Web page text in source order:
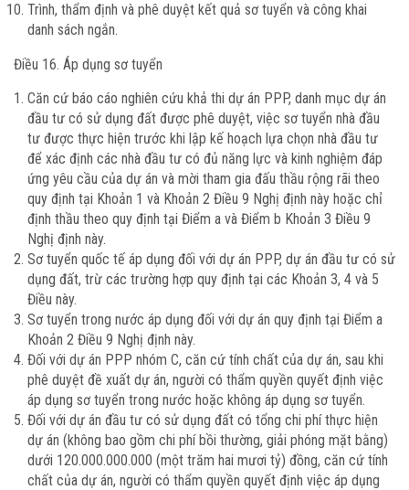
Trình, thẩm định và phê duyệt kết quả sơ tuyển và công khai
danh sách ngắn.
Điều 16. Áp dụng sơ tuyển
Căn cứ báo cáo nghiên cứu khả thi dự án PPP, danh mục dự án
đầu tư có sử dụng đất được phê duyệt, việc sơ tuyển nhà đầu
tư được thực hiện trước khi lập kế hoạch lựa chọn nhà đầu tư
để xác định các nhà đầu tư có đủ năng lực và kinh nghiệm đáp
ứng yêu cầu của dự án và mời tham gia đấu thầu rộng rãi theo
quy định tại Khoản 1 và Khoản 2 Điều 9 Nghị định này hoặc chỉ
định thầu theo quy định tại Điểm a và Điểm b Khoản 3 Điều 9
Nghị định này.
Sơ tuyển quốc tế áp dụng đối với dự án PPP, dự án đầu tư có sử
dụng đất, trừ các trường hợp quy định tại các Khoản 3, 4 và 5
Điều này.
Sơ tuyển trong nước áp dụng đối với dự án quy định tại Điểm a
Khoản 2 Điều 9 Nghị định này.
Đối với dự án PPP nhóm C, căn cứ tính chất của dự án, sau khi
phê duyệt đề xuất dự án, người có thẩm quyền quyết định việc
áp dụng sơ tuyển trong nước hoặc không áp dụng sơ tuyển.
Đối với dự án đầu tư có sử dụng đất có tổng chi phí thực hiện
dự án (không bao gồm chi phí bồi thường, giải phóng mặt bằng)
dưới 120.000.000.000 (một trăm hai mươi tỷ) đồng, căn cứ tính
chất của dự án, người có thẩm quyền quyết định việc áp dụng